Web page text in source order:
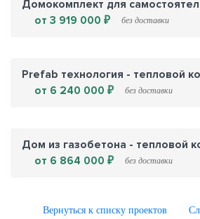
Домокомплект для
от 3 919 000 ₽
без доставки
Prefab технология - тепловой
от 6 240 000 ₽
без доставки
Дом из газобетона - тепловой
от 6 864 000 ₽
без доставки
Вернуться к списку проектов